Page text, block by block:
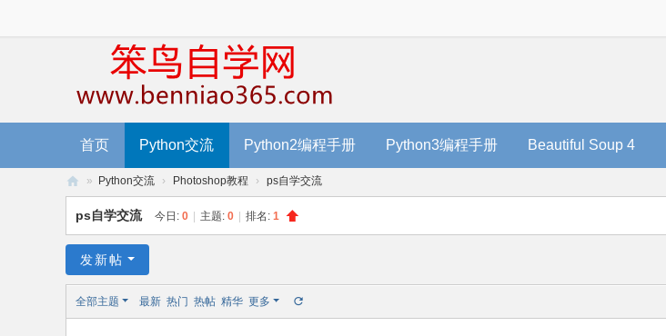
首页 Python交流 Python2编程手册 Python3编程手册 Beautiful Soup 4
鸟
程
» Python交流 › Photoshop教程 › ps自学交流
ps自学交流 今日: 0 主题: 0 排名: 1
发新帖
全部主题 最新 热门 热帖 精华 更多